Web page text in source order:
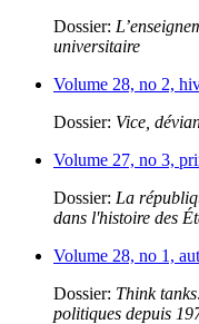
Dossier:
universitaire
Volume 28, no 2,
Dossier: Vice,
Volume 27, no 3,
Dossier: La
dans l'histoire des
Volume 28, no 1,
Dossier: Think
politiques depuis